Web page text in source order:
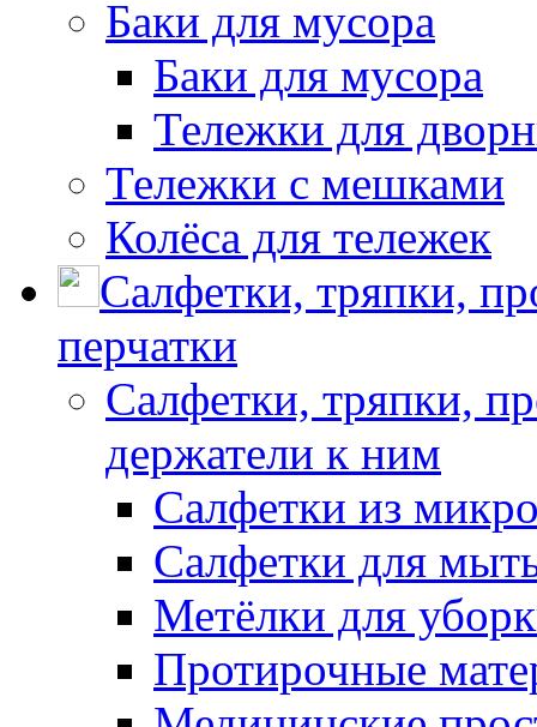
Баки для мусора
Баки для мусора
Тележки для
Тележки с мешками
Колёса для тележек
Салфетки, тряпки,
перчатки
Салфетки, тряпки,
держатели к ним
Салфетки из
Салфетки для
Метёлки для
Протирочные